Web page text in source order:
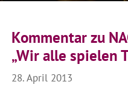
Kommentar zu
„Wir alle spielen
28. April 2013